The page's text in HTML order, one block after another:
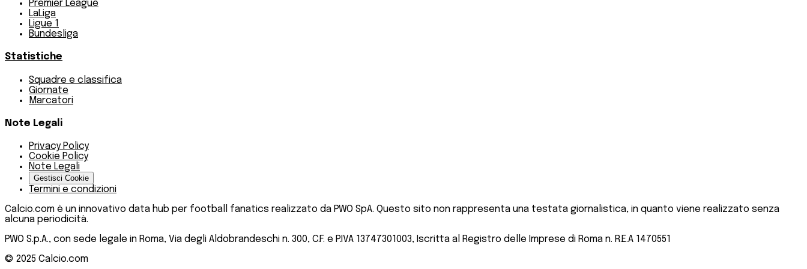
Premier League
LaLiga
Ligue 1
Bundesliga
Statistiche
Squadre e classifica
Giornate
Marcatori
Note Legali
Privacy Policy
Cookie Policy
Note Legali
Gestisci Cookie
Termini e condizioni
Calcio.com è un innovativo data hub per football fanatics realizzato da PWO SpA. Questo sito non rappresenta una testata giornalistica, in quanto viene realizzato senza
alcuna periodicità.
PWO S.p.A., con sede legale in Roma, Via degli Aldobrandeschi n. 300, C.F. e P.IVA 13747301003, Iscritta al Registro delle Imprese di Roma n. R.E.A 1470551
© 2025 Calcio.com